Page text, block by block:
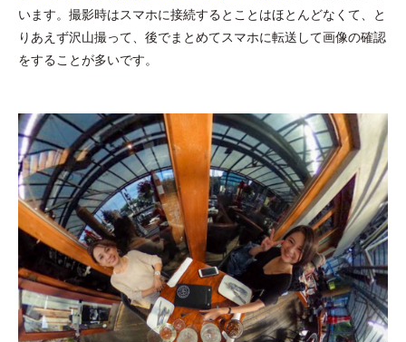
います。撮影時はスマホに接続するとことはほとんどなくて、と
りあえず沢山撮って、後でまとめてスマホに転送して画像の確認
をすることが多いです。